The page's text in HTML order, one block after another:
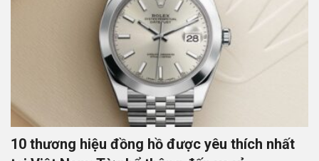
10 thương hiệu đồng hồ được yêu thích nhất